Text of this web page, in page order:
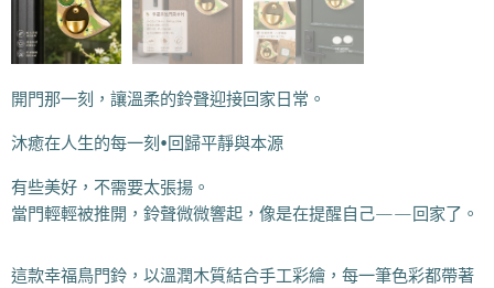
開門那一刻，讓溫柔的鈴聲迎接回家日常。
沐癒在人生的每一刻•回歸平靜與本源
有些美好，不需要太張揚。
當門輕輕被推開，鈴聲微微響起，像是在提醒自己——回家了。
這款幸福鳥門鈴，以溫潤木質結合手工彩繪，每一筆色彩都帶著